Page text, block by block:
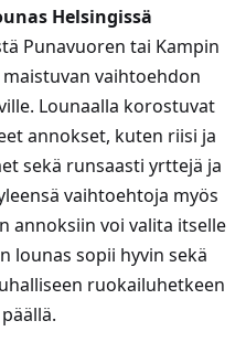
Helsingissä
Punavuoren tai Kampin
vaihtoehdon
Lounaalla korostuvat
annokset, kuten riisi ja
sekä runsaasti yrttejä ja
vaihtoehtoja myös
annoksiin voi valita itselle
lounas sopii hyvin sekä
ruokailuhetkeen